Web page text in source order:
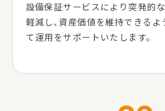
設備保証サービスにより突発的
軽減し､資産価値を維持できる
て運用をサポートいたします。